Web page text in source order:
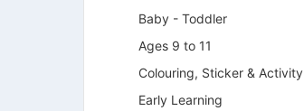
Baby - Toddler
Ages 9 to 11
Colouring, Sticker & Activity
Early Learning